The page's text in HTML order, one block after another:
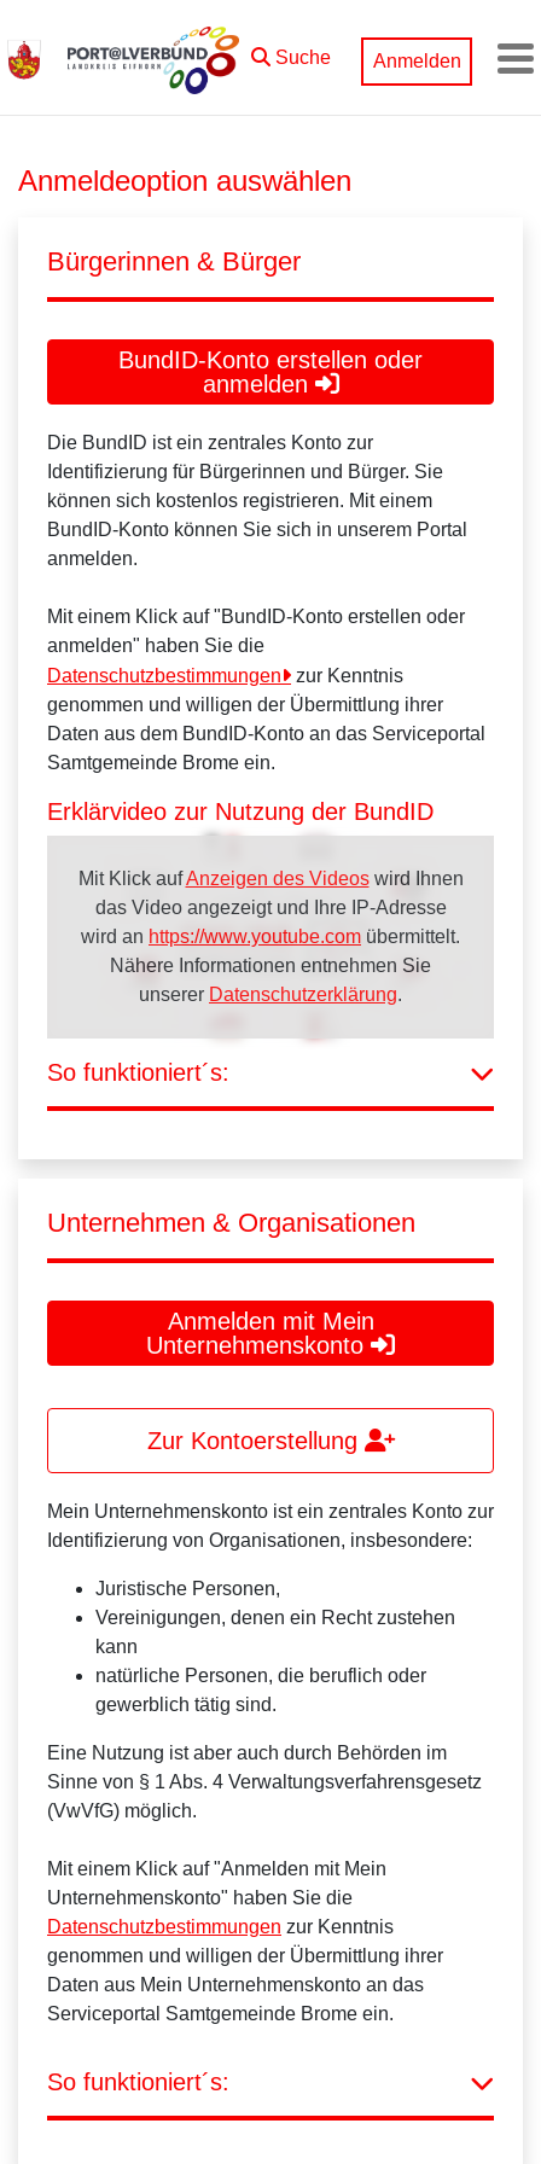
Zum Hauptinhalt springen
Suche
Anmelden
Anmeldeoption auswählen
Bürgerinnen & Bürger
BundID-Konto erstellen oder
anmelden
Die BundID ist ein zentrales Konto zur
Identifizierung für Bürgerinnen und Bürger. Sie
können sich kostenlos registrieren. Mit einem
BundID-Konto können Sie sich in unserem Portal
anmelden.
Mit einem Klick auf "BundID-Konto erstellen oder
anmelden" haben Sie die
Datenschutzbestimmungen
zur Kenntnis
genommen und willigen der Übermittlung ihrer
Daten aus dem BundID-Konto an das Serviceportal
Samtgemeinde Brome ein.
Erklärvideo zur Nutzung der BundID
Mit Klick aufAnzeigen des Videoswird Ihnen
das Video angezeigt und Ihre IP-Adresse
wird an https://www.youtube.com übermittelt.
Nähere Informationen entnehmen Sie
unserer Datenschutzerklärung.
So funktioniert´s:
Unternehmen & Organisationen
Anmelden mit Mein
Unternehmenskonto
Zur Kontoerstellung
Mein Unternehmenskonto ist ein zentrales Konto zur
Identifizierung von Organisationen, insbesondere:
Juristische Personen,
Vereinigungen, denen ein Recht zustehen
kann
natürliche Personen, die beruflich oder
gewerblich tätig sind.
Eine Nutzung ist aber auch durch Behörden im
Sinne von § 1 Abs. 4 Verwaltungsverfahrensgesetz
(VwVfG) möglich.
Mit einem Klick auf "Anmelden mit Mein
Unternehmenskonto" haben Sie die
Datenschutzbestimmungen zur Kenntnis
genommen und willigen der Übermittlung ihrer
Daten aus Mein Unternehmenskonto an das
Serviceportal Samtgemeinde Brome ein.
So funktioniert´s: